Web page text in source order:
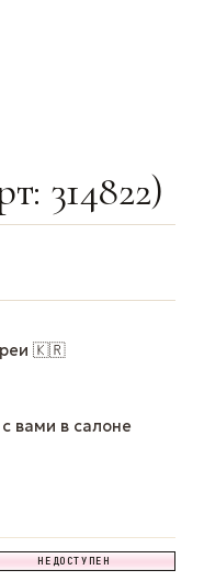
314822)
🇰🇷
вами в салоне
НЕДОСТУПЕН